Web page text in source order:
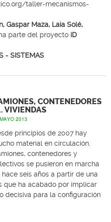
taller-mecanismos-
Gaspar Maza, Laia Solé,
parte del proyecto iD
- SISTEMAS
CONTENEDORES
VIVIENDAS
2013
principios de 2007 hay
material en circulación.
contenedores y
se pusieron en marcha
hace seis años a partir de una
que ha acabado por implicar
decisiva para la configuración